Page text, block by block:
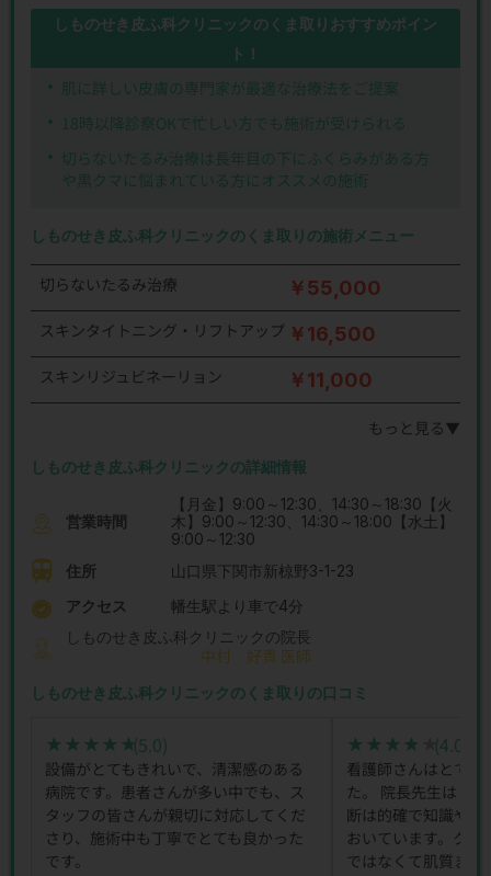
しものせき皮ふ科クリニックのくま取りおすすめポイン
ト！
肌に詳しい皮膚の専門家が最適な治療法をご提案
18時以降診察OKで忙しい方でも施術が受けられる
切らないたるみ治療は長年目の下にふくらみがある方
や黒クマに悩まれている方にオススメの施術
しものせき皮ふ科クリニックのくま取りの施術メニュー
切らないたるみ治療 ￥55,000
スキンタイトニング・リフトアップ ￥16,500
スキンリジュビネーリョン ￥11,000
もっと見る▼
しものせき皮ふ科クリニックの詳細情報
営業時間
【月金】9:00～12:30、14:30～18:30【火
木】9:00～12:30、14:30～18:00【水土】
9:00～12:30
住所
山口県下関市新椋野3-1-23
アクセス
幡生駅より車で4分
しものせき皮ふ科クリニックの院長
中村 好貴 医師
しものせき皮ふ科クリニックのくま取りの口コミ
★★★★★
★★★★★(5.0)
設備がとてもきれいで、清潔感のある
病院です。患者さんが多い中でも、ス
タッフの皆さんが親切に対応してくだ
さり、施術中も丁寧でとても良かった
です。
★★★★★
★★★★★(4.0)
看護師さんはとても
た。 院長先生はド
断は的確で知識や
おいています。ク
ではなくて肌質ま